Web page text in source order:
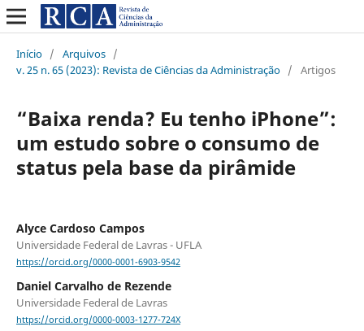
Início / Arquivos /
v. 25 n. 65 (2023): Revista de Ciências da Administração / Artigos
“Baixa renda? Eu tenho iPhone”:
um estudo sobre o consumo de
status pela base da pirâmide
Alyce Cardoso Campos
Universidade Federal de Lavras - UFLA
https://orcid.org/0000-0001-6903-9542
Daniel Carvalho de Rezende
Universidade Federal de Lavras
https://orcid.org/0000-0003-1277-724X